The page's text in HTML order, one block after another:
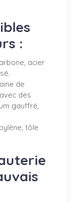
:
acier
de
des
gauffré,
tôle